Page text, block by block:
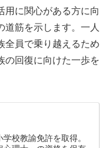
用に関心がある方に向
道筋を示します。一人
全員で乗り越えるため
の回復に向けた一歩を
校教諭免許を取得。